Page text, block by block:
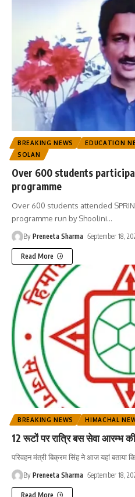
BREAKING NEWS EDUCATION
SOLAN
Over 600 students
programme
Over 600 students attended
programme run by Shoolini…
By Preneeta Sharma September 18,
Read More
BREAKING NEWS HIMACHAL
12 रूटों पर रात्रि बस सेवा आरम्भ
परिवहन मंत्री बिक्रम सिंह ने आज यहां बताया
By Preneeta Sharma September 18,
Read More